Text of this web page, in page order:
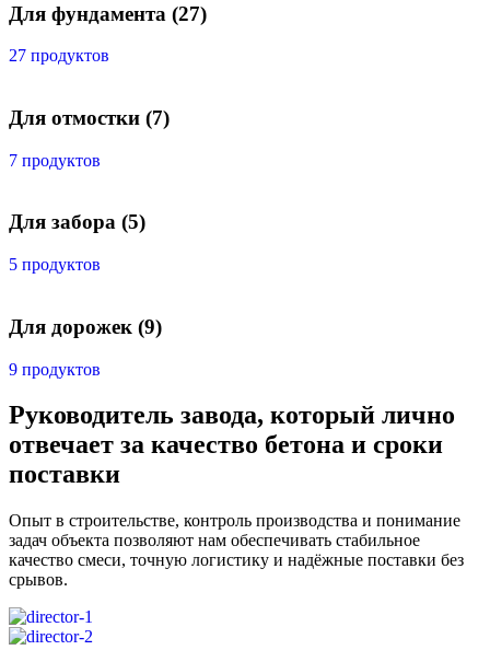
Для фундамента (27)
27 продуктов
Для отмостки (7)
7 продуктов
Для забора (5)
5 продуктов
Для дорожек (9)
9 продуктов
Руководитель завода, который лично
отвечает за качество бетона и сроки
поставки
Опыт в строительстве, контроль производства и понимание
задач объекта позволяют нам обеспечивать стабильное
качество смеси, точную логистику и надёжные поставки без
срывов.